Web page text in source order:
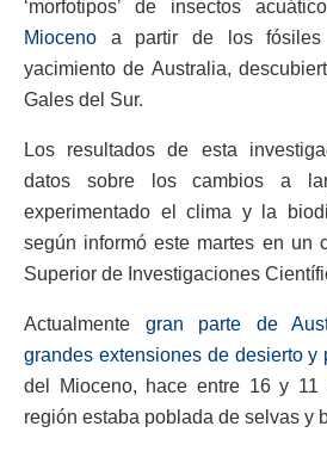
‘morfotipos’ de insectos
Mioceno a partir de los fósiles
yacimiento de Australia,
Gales del Sur.
Los resultados de esta
datos sobre los cambios a
experimentado el clima y la
según informó este martes en un
Superior de Investigaciones
Actualmente gran parte de
grandes extensiones de desierto y
del Mioceno, hace entre 16 y
región estaba poblada de selvas y